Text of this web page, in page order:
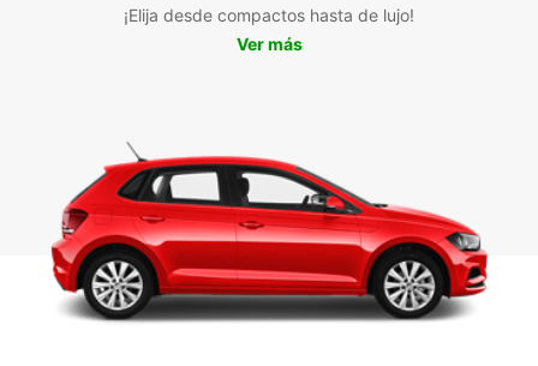
¡Elija desde compactos hasta de lujo!
Ver más